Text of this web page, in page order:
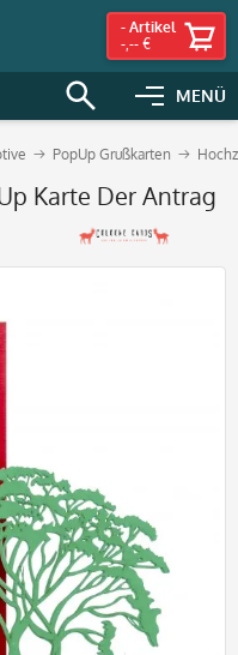
MENÜ
- Artikel
-,-- €
PopUp Grußkarten
Karte Der Antrag